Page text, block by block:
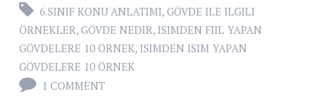
6.SINIF KONU ANLATIMI, GÖVDE ILE ILGILI
ÖRNEKLER, GÖVDE NEDIR, ISIMDEN FIIL YAPAN
GÖVDELERE 10 ÖRNEK, ISIMDEN ISIM YAPAN
GÖVDELERE 10 ÖRNEK
1 COMMENT